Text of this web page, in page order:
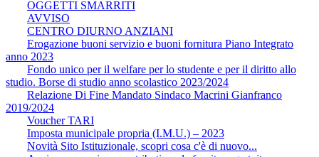
OGGETTI SMARRITI
AVVISO
CENTRO DIURNO ANZIANI
Erogazione buoni servizio e buoni fornitura Piano Integrato
anno 2023
Fondo unico per il welfare per lo studente e per il diritto allo
studio. Borse di studio anno scolastico 2023/2024
Relazione Di Fine Mandato Sindaco Macrini Gianfranco
2019/2024
Voucher TARI
Imposta municipale propria (I.M.U.) – 2023
Novità Sito Istituzionale, scopri cosa c'è di nuovo...